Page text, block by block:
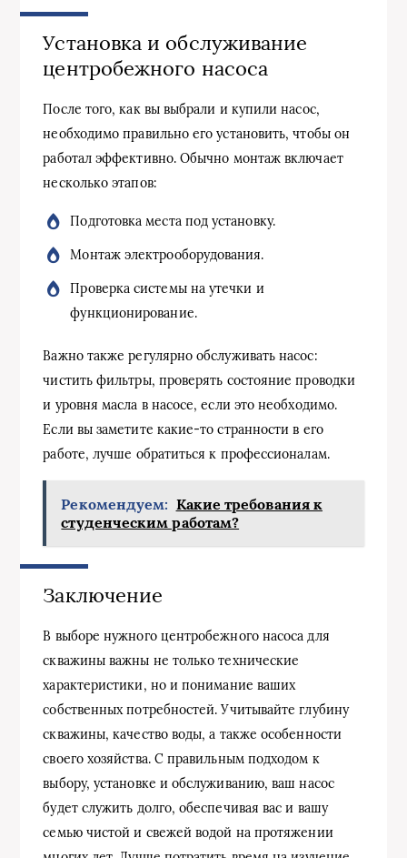
Установка и обслуживание
центробежного насоса
После того, как вы выбрали и купили насос,
необходимо правильно его установить, чтобы он
работал эффективно. Обычно монтаж включает
несколько этапов:
Подготовка места под установку.
Монтаж электрооборудования.
Проверка системы на утечки и
функционирование.
Важно также регулярно обслуживать насос:
чистить фильтры, проверять состояние проводки
и уровня масла в насосе, если это необходимо.
Если вы заметите какие-то странности в его
работе, лучше обратиться к профессионалам.
Рекомендуем: Какие требования к
студенческим работам?
Заключение
В выборе нужного центробежного насоса для
скважины важны не только технические
характеристики, но и понимание ваших
собственных потребностей. Учитывайте глубину
скважины, качество воды, а также особенности
своего хозяйства. С правильным подходом к
выбору, установке и обслуживанию, ваш насос
будет служить долго, обеспечивая вас и вашу
семью чистой и свежей водой на протяжении